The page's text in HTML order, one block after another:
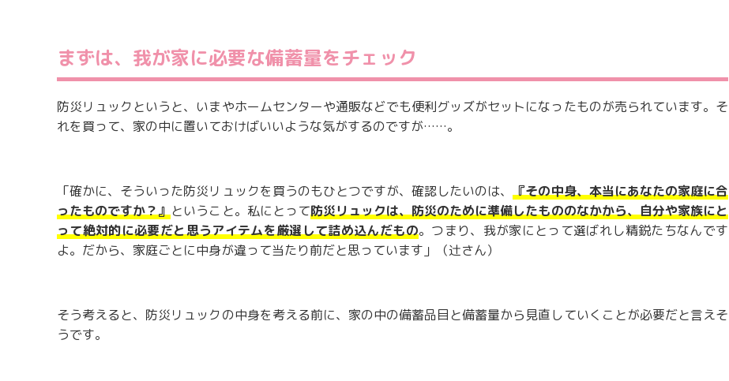
まずは、我が家に必要な備蓄量をチェック
防災リュックというと、いまやホームセンターや通販などでも便利グッズがセットになったものが売られています。そ
れを買って、家の中に置いておけばいいような気がするのですが……。
「確かに、そういった防災リュックを買うのもひとつですが、確認したいのは、『その中身、本当にあなたの家庭に合
ったものですか？』ということ。私にとって防災リュックは、防災のために準備したもののなかから、自分や家族にと
って絶対的に必要だと思うアイテムを厳選して詰め込んだもの。つまり、我が家にとって選ばれし精鋭たちなんです
よ。だから、家庭ごとに中身が違って当たり前だと思っています」（辻さん）
そう考えると、防災リュックの中身を考える前に、家の中の備蓄品目と備蓄量から見直していくことが必要だと言えそ
うです。